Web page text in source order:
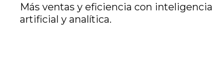
Más ventas y eficiencia con inteligencia
artificial y analítica.